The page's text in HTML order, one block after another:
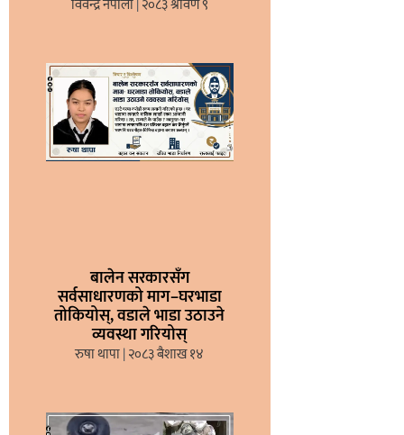
विवेन्द्र नेपाली २०८३ श्रावण ९
बालेन सरकारसँग
सर्वसाधारणको माग–घरभाडा
तोकियोस्, वडाले भाडा उठाउने
व्यवस्था गरियोस्
रुषा थापा २०८३ बैशाख १४